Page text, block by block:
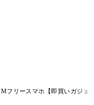
フリースマホ【即買いガジェ